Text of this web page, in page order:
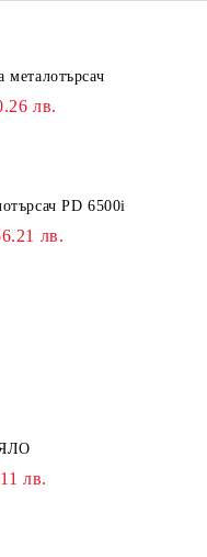
металотърсач
лв.
PD 6500i
лв.
лв.